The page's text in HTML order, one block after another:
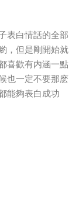
表白情話的全部
，但是剛開始就
喜歡有内涵一點
也一定不要那麽
能夠表白成功